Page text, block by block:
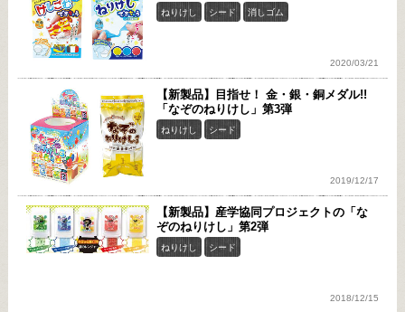
ねりけし シード 消しゴム
2020/03/21
【新製品】目指せ！ 金・銀・銅メダル!!
「なぞのねりけし」第3弾
ねりけし シード
2019/12/17
【新製品】産学協同プロジェクトの「な
ぞのねりけし」第2弾
ねりけし シード
2018/12/15